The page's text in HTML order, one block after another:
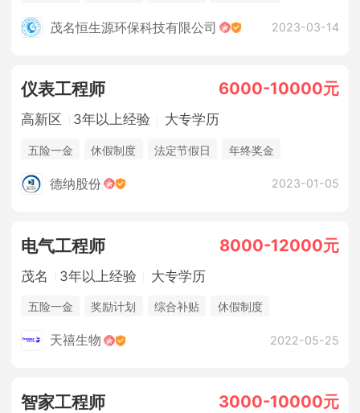
三险一金
茂名恒生源环保科技有限公司 2023-03-14
仪表工程师 6000-10000元
高新区 3年以上经验 大专学历
五险一金 休假制度 法定节假日 年终奖金
德纳股份 2023-01-05
电气工程师 8000-12000元
茂名 3年以上经验 大专学历
五险一金 奖励计划 综合补贴
休假制度
天禧生物 2022-05-25
智家工程师 3000-10000元